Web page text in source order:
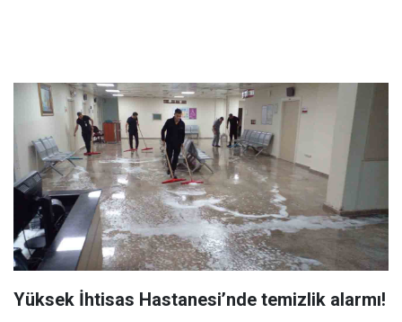
Yüksek İhtisas Hastanesi’nde temizlik alarmı!